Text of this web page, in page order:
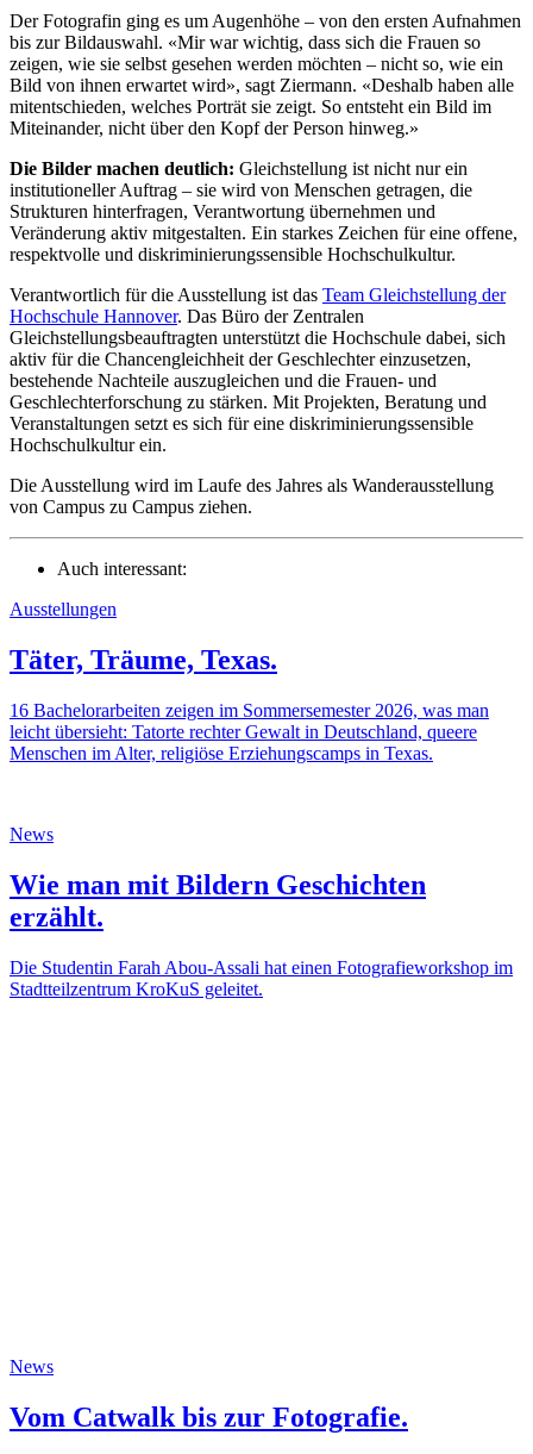
Der Fotografin ging es um Augenhöhe – von den ersten Aufnahmen
bis zur Bildauswahl. «Mir war wichtig, dass sich die Frauen so
zeigen, wie sie selbst gesehen werden möchten – nicht so, wie ein
Bild von ihnen erwartet wird», sagt Ziermann. «Deshalb haben alle
mitentschieden, welches Porträt sie zeigt. So entsteht ein Bild im
Miteinander, nicht über den Kopf der Person hinweg.»
Die Bilder machen deutlich: Gleichstellung ist nicht nur ein
institutioneller Auftrag – sie wird von Menschen getragen, die
Strukturen hinterfragen, Verantwortung übernehmen und
Veränderung aktiv mitgestalten. Ein starkes Zeichen für eine offene,
respektvolle und diskriminierungssensible Hochschulkultur.
Verantwortlich für die Ausstellung ist das Team Gleichstellung der
Hochschule Hannover. Das Büro der Zentralen
Gleichstellungsbeauftragten unterstützt die Hochschule dabei, sich
aktiv für die Chancengleichheit der Geschlechter einzusetzen,
bestehende Nachteile auszugleichen und die Frauen- und
Geschlechterforschung zu stärken. Mit Projekten, Beratung und
Veranstaltungen setzt es sich für eine diskriminierungssensible
Hochschulkultur ein.
Die Ausstellung wird im Laufe des Jahres als Wanderausstellung
von Campus zu Campus ziehen.
Auch interessant:
Ausstellungen
Täter, Träume, Texas.
16 Bachelorarbeiten zeigen im Sommersemester 2026, was man
leicht übersieht: Tatorte rechter Gewalt in Deutschland, queere
Menschen im Alter, religiöse Erziehungscamps in Texas.
News
Wie man mit Bildern Geschichten
erzählt.
Die Studentin Farah Abou-Assali hat einen Fotografieworkshop im
Stadtteilzentrum KroKuS geleitet.
News
Vom Catwalk bis zur Fotografie.